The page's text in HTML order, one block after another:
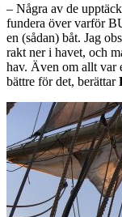
– Några av de
fundera över varför
en (sådan) båt. Jag
rakt ner i havet, och
hav. Även om allt var
bättre för det, berättar